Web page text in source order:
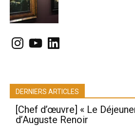
Instagram
YouTubeLinkedIn
DERNIERS ARTICLES
[Chef d’œuvre] « Le
d’Auguste Renoir